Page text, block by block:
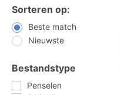
Sorteren op:
Beste match
Nieuwste
Bestandstype
Penselen